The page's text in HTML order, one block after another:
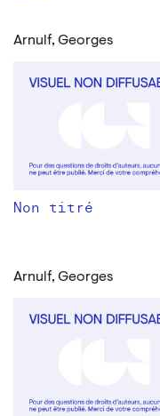
Arnulf, Georges
Non titré
Arnulf, Georges